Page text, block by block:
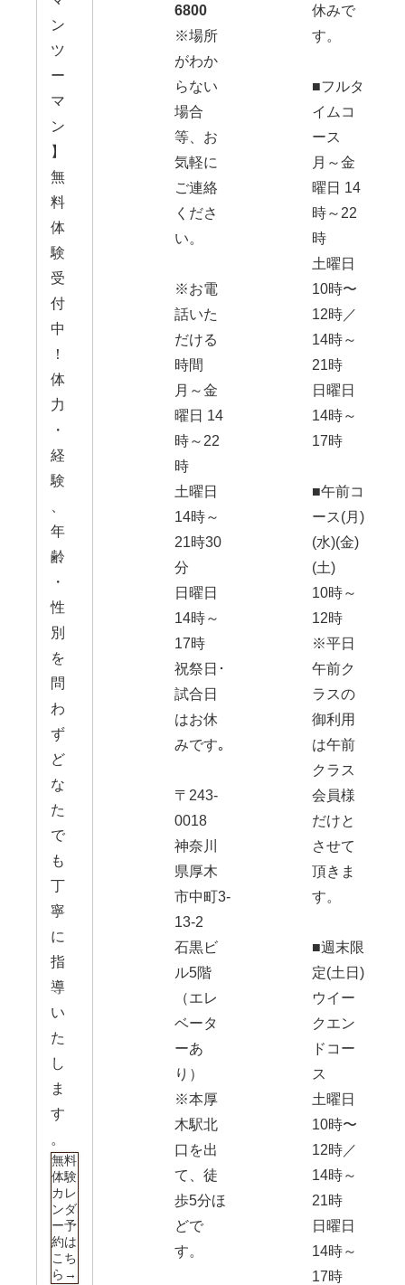
ン
ツ
ー
マ
ン
】
無
料
体
験
受
付
中
！
体
力
・
経
験
年
齢
・
性
別
を
問
わ
ず
ど
な
た
で
も
丁
寧
に
指
導
い
た
し
ま
す
。
無料
体験
カレ
ンダ
ー予
約は
こち
ら→
6800
※場所
がわか
らない
場合
等、お
気軽に
ご連絡
くださ
い。
※お電
話いた
だける
時間
月～金
曜日 14
時～22
時
土曜日
14時～
21時30
分
日曜日
14時～
17時
祝祭日･
試合日
はお休
みです｡
〒243-
0018
神奈川
県厚木
市中町3-
13-2
石黒ビ
ル5階
（エレ
ベータ
ーあ
り）
※本厚
木駅北
口を出
て、徒
歩5分ほ
どで
す。
休みで
す。
■フルタ
イムコ
ース
月～金
曜日 14
時～22
時
土曜日
10時〜
12時／
14時～
21時
日曜日
14時～
17時
■午前コ
ース(月)
(水)(金)
(土)
10時～
12時
※平日
午前ク
ラスの
御利用
は午前
クラス
会員様
だけと
させて
頂きま
す。
■週末限
定(土日)
ウイー
クエン
ドコー
ス
土曜日
10時〜
12時／
14時～
21時
日曜日
14時～
17時